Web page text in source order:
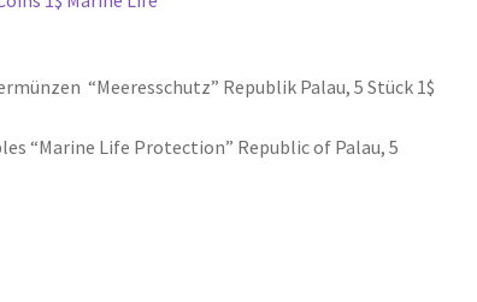
“Meeresschutz” Republik Palau, 5 Stück 1$
“Marine Life Protection” Republic of Palau, 5